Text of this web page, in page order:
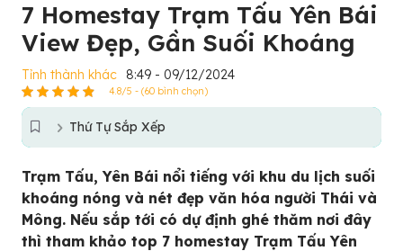
7 Homestay Trạm Tấu Yên Bái
View Đẹp, Gần Suối Khoáng
Tỉnh thành khác 8:49 - 09/12/2024
4.8/5 - (60 bình chọn)
Thứ Tự Sắp Xếp
Trạm Tấu, Yên Bái nổi tiếng với khu du lịch suối
khoáng nóng và nét đẹp văn hóa người Thái và
Mông. Nếu sắp tới có dự định ghé thăm nơi đây
thì tham khảo top 7 homestay Trạm Tấu Yên